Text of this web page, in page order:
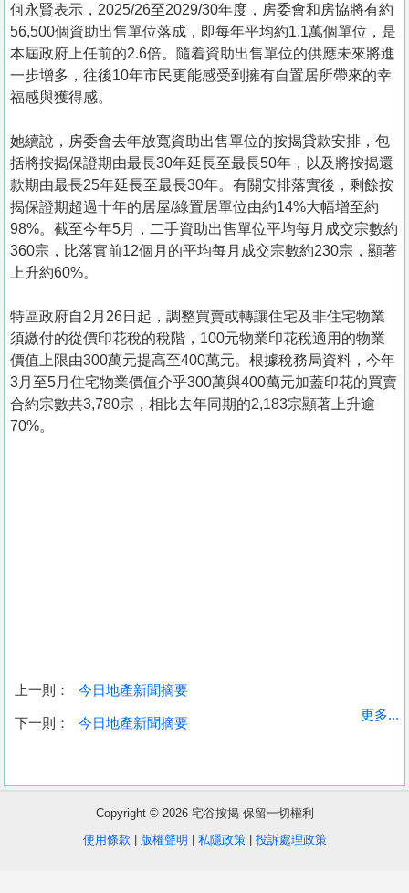
收
盤
何永賢表示，2025/26至2029/30年度，房委會和房協將有約
56,500個資助出售單位落成，即每年平均約1.1萬個單位，是
本屆政府上任前的2.6倍。隨着資助出售單位的供應未來將進
一步增多，往後10年市民更能感受到擁有自置居所帶來的幸
福感與獲得感。
她續說，房委會去年放寬資助出售單位的按揭貸款安排，包
括將按揭保證期由最長30年延長至最長50年，以及將按揭還
款期由最長25年延長至最長30年。有關安排落實後，剩餘按
揭保證期超過十年的居屋/綠置居單位由約14%大幅增至約
98%。截至今年5月，二手資助出售單位平均每月成交宗數約
360宗，比落實前12個月的平均每月成交宗數約230宗，顯著
上升約60%。
特區政府自2月26日起，調整買賣或轉讓住宅及非住宅物業
須繳付的從價印花稅的稅階，100元物業印花稅適用的物業
價值上限由300萬元提高至400萬元。根據稅務局資料，今年
3月至5月住宅物業價值介乎300萬與400萬元加蓋印花的買賣
合約宗數共3,780宗，相比去年同期的2,183宗顯著上升逾
70%。
上一則： 今日地產新聞摘要
下一則： 今日地產新聞摘要
更多...
Copyright © 2026 宅谷按揭 保留一切權利
使用條款
版權聲明 私隱政策| 投訴處理政策